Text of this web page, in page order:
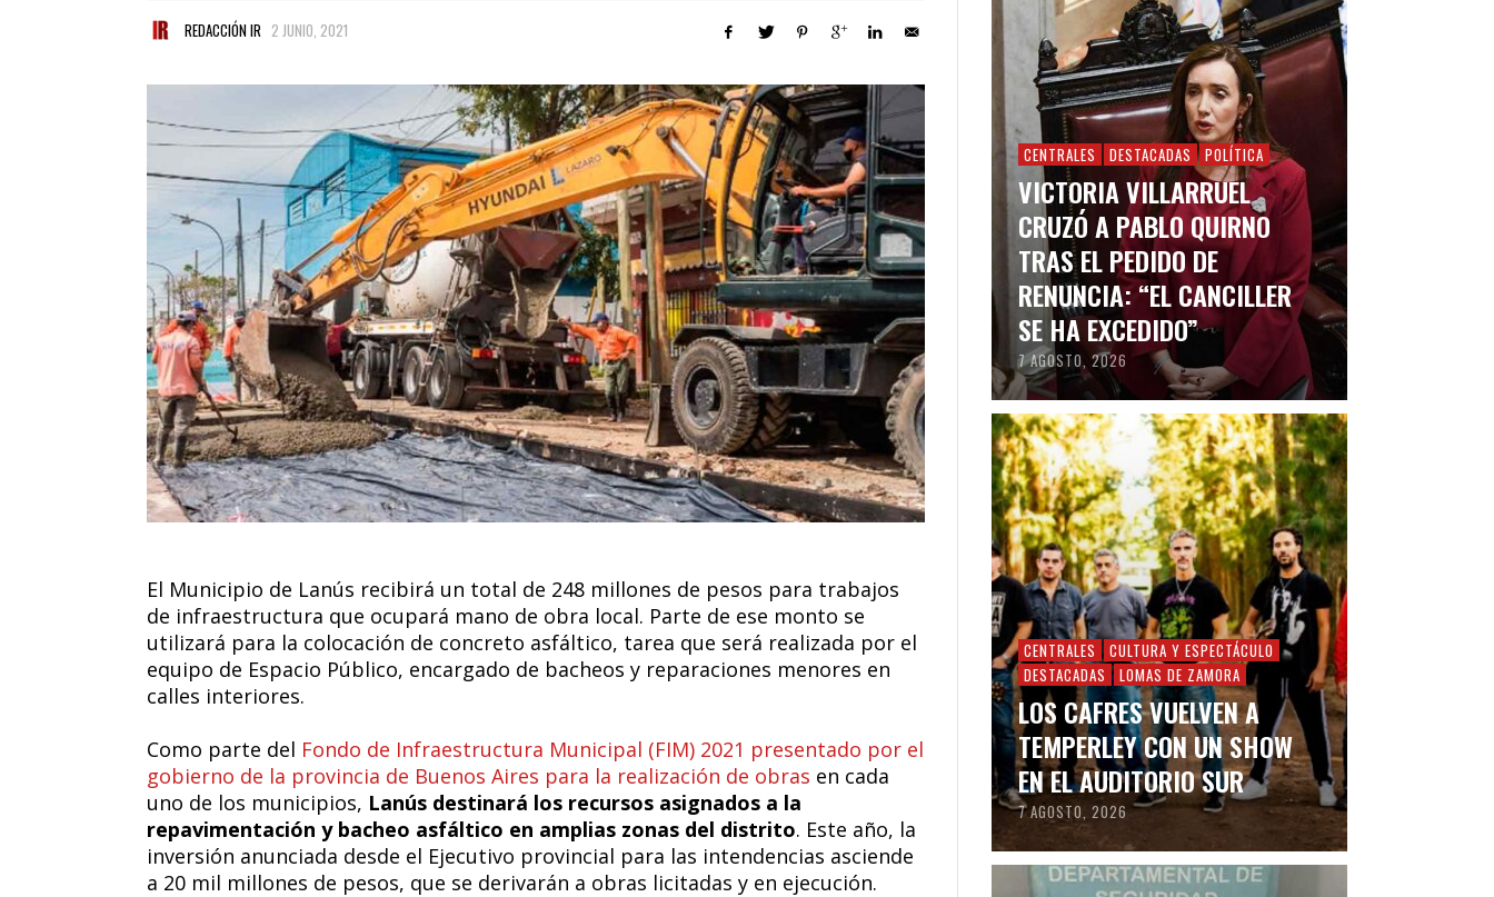
REDACCIÓN IR 2 JUNIO, 2021
El Municipio de Lanús recibirá un total de 248 millones de pesos para trabajos
de infraestructura que ocupará mano de obra local. Parte de ese monto se
utilizará para la colocación de concreto asfáltico, tarea que será realizada por el
equipo de Espacio Público, encargado de bacheos y reparaciones menores en
calles interiores.
Como parte del Fondo de Infraestructura Municipal (FIM) 2021 presentado por el
gobierno de la provincia de Buenos Aires para la realización de obras en cada
uno de los municipios, Lanús destinará los recursos asignados a la
repavimentación y bacheo asfáltico en amplias zonas del distrito. Este año, la
inversión anunciada desde el Ejecutivo provincial para las intendencias asciende
a 20 mil millones de pesos, que se derivarán a obras licitadas y en ejecución.
CENTRALES DESTACADAS POLÍTICA
VICTORIA VILLARRUEL
CRUZÓ A PABLO QUIRNO
TRAS EL PEDIDO DE
RENUNCIA: “EL CANCILLER
SE HA EXCEDIDO”
7 AGOSTO, 2026
CENTRALES
CULTURA Y ESPECTÁCULO
DESTACADAS
LOMAS DE ZAMORA
LOS CAFRES VUELVEN A
TEMPERLEY CON UN SHOW
EN EL AUDITORIO SUR
7 AGOSTO, 2026